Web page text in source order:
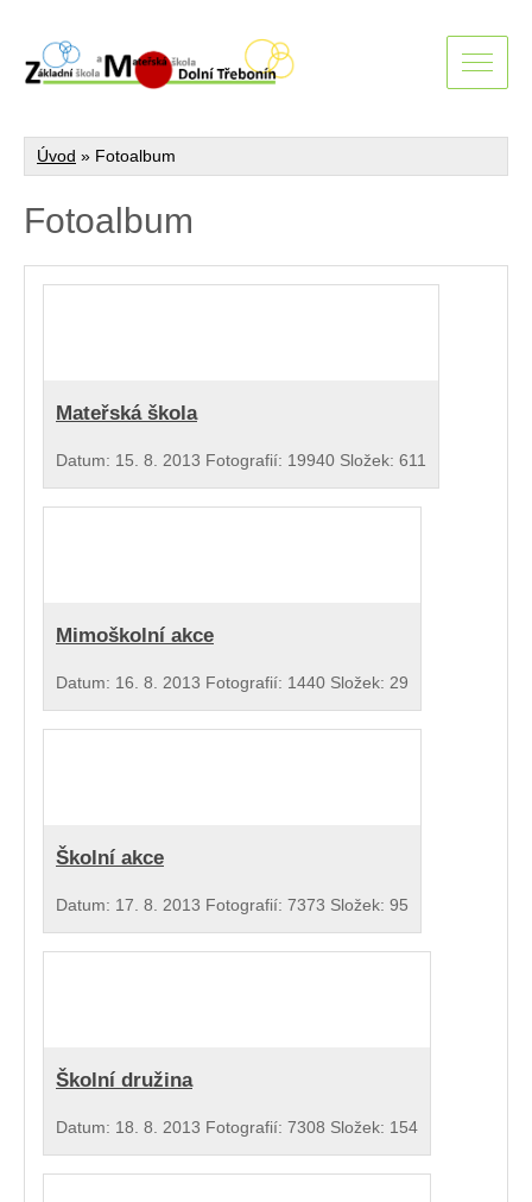
Úvod » Fotoalbum
Fotoalbum
Mateřská škola
Datum: 15. 8. 2013 Fotografií: 19940 Složek: 611
Mimoškolní akce
Datum: 16. 8. 2013 Fotografií: 1440 Složek: 29
Školní akce
Datum: 17. 8. 2013 Fotografií: 7373 Složek: 95
Školní družina
Datum: 18. 8. 2013 Fotografií: 7308 Složek: 154